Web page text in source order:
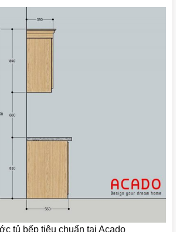
tủ bếp tiêu chuẩn tại Acado